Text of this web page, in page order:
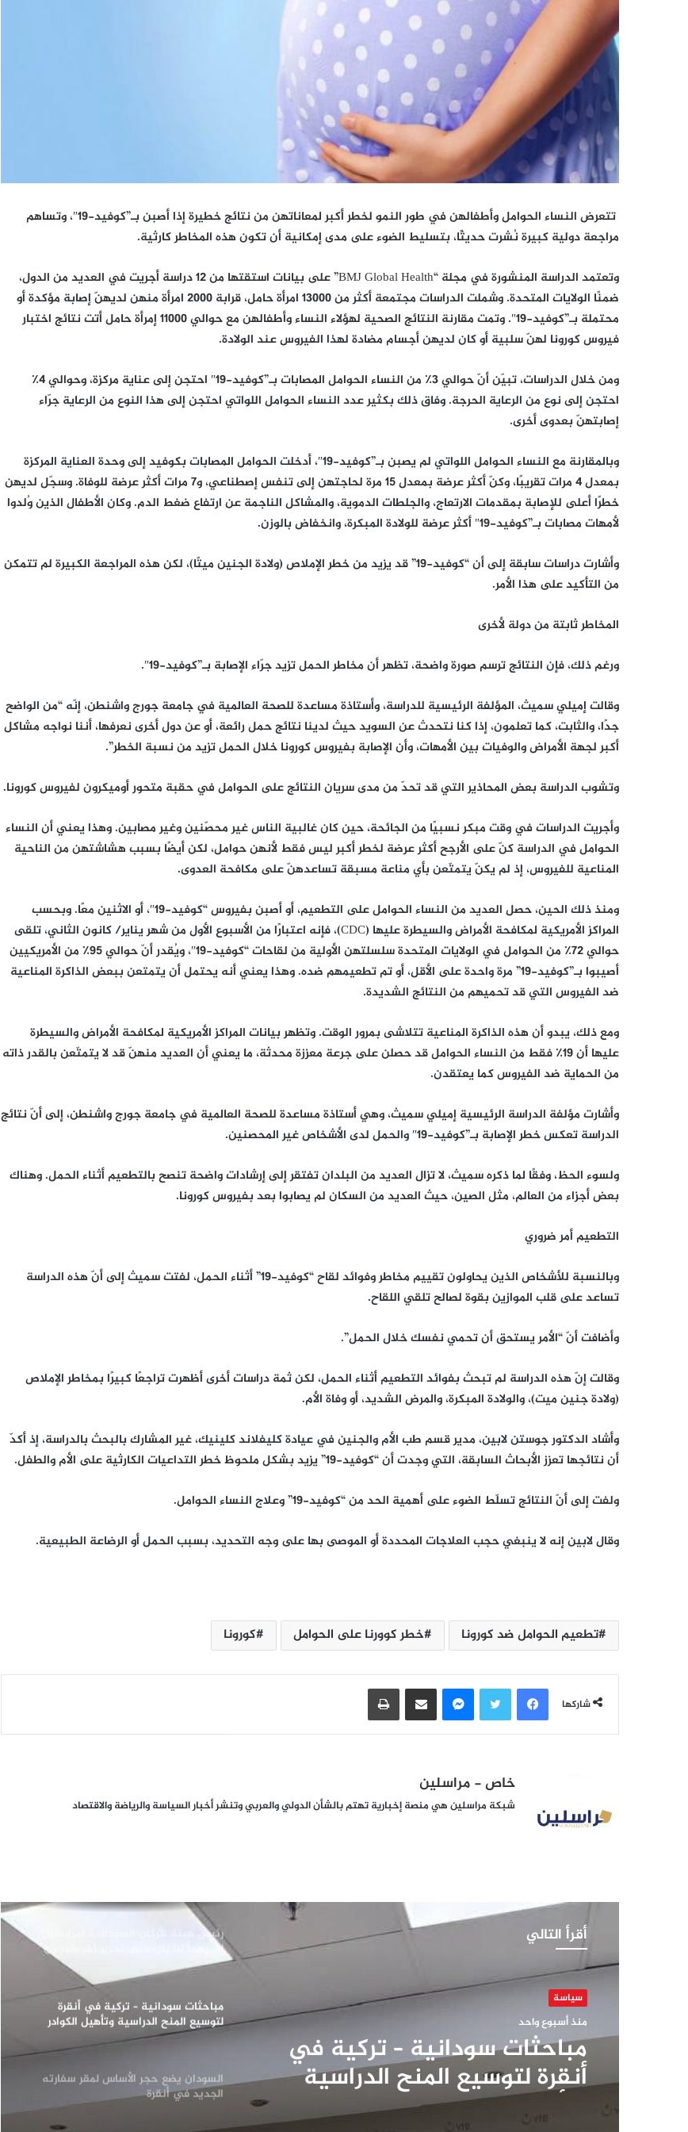
تتعرض النساء الحوامل وأطفالهن في طور النمو لخطر أكبر لمعاناتهن من نتائج خطيرة إذا أصبن بـ”كوفيد-19″، وتساهم
مراجعة دولية كبيرة نُشرت حديثًا، بتسليط الضوء على مدى إمكانية أن تكون هذه المخاطر كارثية.
وتعتمد الدراسة المنشورة في مجلة “BMJ Global Health” على بيانات استقتها من 12 دراسة أجريت في العديد من الدول،
ضمنًا الولايات المتحدة. وشملت الدراسات مجتمعة أكثر من 13000 امرأة حامل، قرابة 2000 امرأة منهن لديهنّ إصابة مؤكدة أو
محتملة بـ”كوفيد-19″. وتمت مقارنة النتائج الصحية لهؤلاء النساء وأطفالهن مع حوالي 11000 إمرأة حامل أتت نتائج اختبار
فيروس كورونا لهنّ سلبية أو كان لديهن أجسام مضادة لهذا الفيروس عند الولادة.
ومن خلال الدراسات، تبيّن أنّ حوالي 3٪ من النساء الحوامل المصابات بـ”كوفيد-19″ احتجن إلى عناية مركزة، وحوالي 4٪
احتجن إلى نوع من الرعاية الحرجة. وفاق ذلك بكثير عدد النساء الحوامل اللواتي احتجن إلى هذا النوع من الرعاية جرّاء
إصابتهنّ بعدوى أخرى.
وبالمقارنة مع النساء الحوامل اللواتي لم يصبن بـ”كوفيد-19″، أدخلت الحوامل المصابات بكوفيد إلى وحدة العناية المركزة
بمعدل 4 مرات تقريبًا، وكنّ أكثر عرضة بمعدل 15 مرة لحاجتهن إلى تنفس إصطناعي، و7 مرات أكثر عرضة للوفاة. وسجّل لديهن
خطرًا أعلى للإصابة بمقدمات الارتعاج، والجلطات الدموية، والمشاكل الناجمة عن ارتفاع ضغط الدم. وكان الأطفال الذين وُلدوا
لأمهات مصابات بـ”كوفيد-19″ أكثر عرضة للولادة المبكرة، وانخفاض بالوزن.
وأشارت دراسات سابقة إلى أن “كوفيد-19” قد يزيد من خطر الإملاص (ولادة الجنين ميتًا)، لكن هذه المراجعة الكبيرة لم تتمكن
من التأكيد على هذا الأمر.
المخاطر ثابتة من دولة لأخرى
ورغم ذلك، فإن النتائج ترسم صورة واضحة، تظهر أن مخاطر الحمل تزيد جرّاء الإصابة بـ”كوفيد-19″.
وقالت إميلي سميث، المؤلفة الرئيسية للدراسة، وأستاذة مساعدة للصحة العالمية في جامعة جورج واشنطن، إنّه “من الواضح
جدًا، والثابت، كما تعلمون، إذا كنا نتحدث عن السويد حيث لدينا نتائج حمل رائعة، أو عن دول أخرى نعرفها، أننا نواجه مشاكل
أكبر لجهة الأمراض والوفيات بين الأمهات، وأن الإصابة بفيروس كورونا خلال الحمل تزيد من نسبة الخطر”.
وتشوب الدراسة بعض المحاذير التي قد تحدّ من مدى سريان النتائج على الحوامل في حقبة متحور أوميكرون لفيروس كورونا.
وأجريت الدراسات في وقت مبكر نسبيًا من الجائحة، حين كان غالبية الناس غير محصّنين وغير مصابين. وهذا يعني أن النساء
الحوامل في الدراسة كنّ على الأرجح أكثر عرضة لخطر أكبر ليس فقط لأنهن حوامل، لكن أيضًا بسبب هشاشتهن من الناحية
المناعية للفيروس، إذ لم يكنّ يتمتّعن بأي مناعة مسبقة تساعدهنّ على مكافحة العدوى.
ومنذ ذلك الحين، حصل العديد من النساء الحوامل على التطعيم، أو أصبن بفيروس “كوفيد-19″، أو الاثنين معًا. وبحسب
المراكز الأمريكية لمكافحة الأمراض والسيطرة عليها (CDC)، فإنه اعتبارًا من الأسبوع الأول من شهر يناير/ كانون الثاني، تلقى
حوالي 72٪ من الحوامل في الولايات المتحدة سلسلتهن الأولية من لقاحات “كوفيد-19″، ويُقدر أنّ حوالي 95٪ من الأمريكيين
أصيبوا بـ”كوفيد-19” مرة واحدة على الأقل، أو تم تطعيمهم ضده. وهذا يعني أنه يحتمل أن يتمتعن ببعض الذاكرة المناعية
ضد الفيروس التي قد تحميهم من النتائج الشديدة.
ومع ذلك، يبدو أن هذه الذاكرة المناعية تتلاشى بمرور الوقت. وتظهر بيانات المراكز الأمريكية لمكافحة الأمراض والسيطرة
عليها أن 19٪ فقط من النساء الحوامل قد حصلن على جرعة معززة محدثة، ما يعني أن العديد منهنّ قد لا يتمتّعن بالقدر ذاته
من الحماية ضد الفيروس كما يعتقدن.
وأشارت مؤلفة الدراسة الرئيسية إميلي سميث، وهي أستاذة مساعدة للصحة العالمية في جامعة جورج واشنطن، إلى أنّ نتائج
الدراسة تعكس خطر الإصابة بـ”كوفيد-19″ والحمل لدى الأشخاص غير المحصنين.
ولسوء الحظ، وفقًا لما ذكره سميث، لا تزال العديد من البلدان تفتقر إلى إرشادات واضحة تنصح بالتطعيم أثناء الحمل. وهناك
بعض أجزاء من العالم، مثل الصين، حيث العديد من السكان لم يصابوا بعد بفيروس كورونا.
التطعيم أمر ضروري
وبالنسبة للأشخاص الذين يحاولون تقييم مخاطر وفوائد لقاح “كوفيد-19” أثناء الحمل، لفتت سميث إلى أنّ هذه الدراسة
تساعد على قلب الموازين بقوة لصالح تلقي اللقاح.
وأضافت أنّ “الأمر يستحق أن تحمي نفسك خلال الحمل”.
وقالت إنّ هذه الدراسة لم تبحث بفوائد التطعيم أثناء الحمل، لكن ثمة دراسات أخرى أظهرت تراجعًا كبيرًا بمخاطر الإملاص
(ولادة جنين ميت)، والولادة المبكرة، والمرض الشديد، أو وفاة الأم.
وأشاد الدكتور جوستن لابين، مدير قسم طب الأم والجنين في عيادة كليفلاند كلينيك، غير المشارك بالبحث بالدراسة، إذ أكدّ
أن نتائجها تعزز الأبحاث السابقة، التي وجدت أن “كوفيد-19” يزيد بشكل ملحوظ خطر التداعيات الكارثية على الأم والطفل.
ولفت إلى أنّ النتائج تسلّط الضوء على أهمية الحد من “كوفيد-19” وعلاج النساء الحوامل.
وقال لابين إنه لا ينبغي حجب العلاجات المحددة أو الموصى بها على وجه التحديد، بسبب الحمل أو الرضاعة الطبيعية.
تطعيم الحوامل ضد كورونا خطر كوورنا على الحوامل كورونا
شاركها
فيسبوكتويتر ماسنجر مشاركة عبر البريد طباعة
خاص - مراسلين
شبكة مراسلين هي منصة إخبارية تهتم بالشأن الدولي والعربي وتنشر أخبار السياسة والرياضة والاقتصاد
أقرأ التالي
سياسة
منذ أسبوع واحد
مباحثات سودانية – تركية في
أنقرة لتوسيع المنح الدراسية
وتأهيل الكوادر الوطنية
ياسين عمر يكتب: خطاب حميدتي.. سبعة
العسكرية
من الأمريكان.. مسار الحزب الشيوعي
الأردن منذ سقوط نظام الأسد
رئيس هيئة الأركان السودانية لمراسلين:
لن يهدأ لنا بال حتى تحرير آخر شبر من
تراب الوطن وإنهاء التمرد
مباحثات سودانية – تركية في أنقرة
لتوسيع المنح الدراسية وتأهيل الكوادر
الوطنية
السودان يضع حجر الأساس لمقر سفارته
الجديد في أنقرة